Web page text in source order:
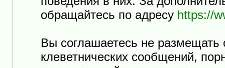
обращайтесь по адресу https://
Вы соглашаетесь не
клеветнических сообщений,